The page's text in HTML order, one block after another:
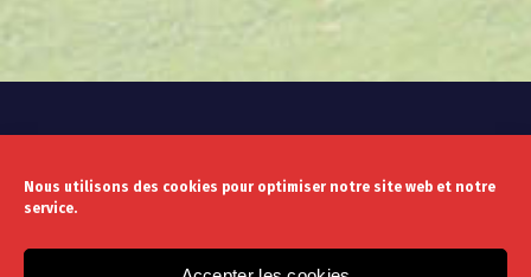
Nous utilisons des cookies pour optimiser notre site web et notre
service.
Mentions légales
Politique de confidentialité